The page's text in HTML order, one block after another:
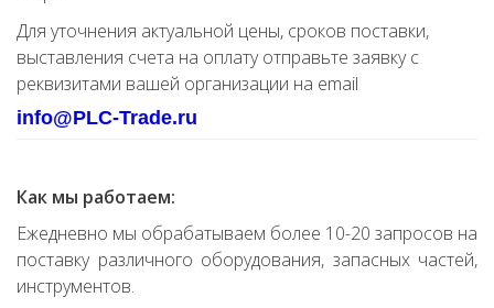
Для уточнения актуальной цены, сроков поставки,
выставления счета на оплату отправьте заявку с
реквизитами вашей организации на email
info@PLC-Trade.ru
Как мы работаем:
Ежедневно мы обрабатываем более 10-20 запросов на
поставку различного оборудования, запасных частей,
инструментов.